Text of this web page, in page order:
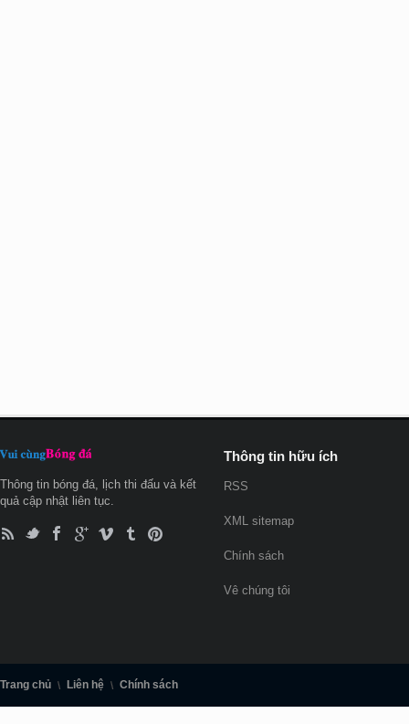
Thông tin bóng đá, lịch thi đấu và kết
quả cập nhật liên tục.
Thông tin hữu ích
RSS
XML sitemap
Chính sách
Vê chúng tôi
Trang chủ Liên hệ Chính sách